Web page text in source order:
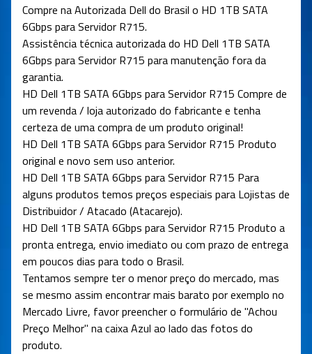
Compre na Autorizada Dell do Brasil o HD 1TB SATA
6Gbps para Servidor R715.
Assistência técnica autorizada do HD Dell 1TB SATA
6Gbps para Servidor R715 para manutenção fora da
garantia.
HD Dell 1TB SATA 6Gbps para Servidor R715 Compre de
um revenda / loja autorizado do fabricante e tenha
certeza de uma compra de um produto original!
HD Dell 1TB SATA 6Gbps para Servidor R715 Produto
original e novo sem uso anterior.
HD Dell 1TB SATA 6Gbps para Servidor R715 Para
alguns produtos temos preços especiais para Lojistas de
Distribuidor / Atacado (Atacarejo).
HD Dell 1TB SATA 6Gbps para Servidor R715 Produto a
pronta entrega, envio imediato ou com prazo de entrega
em poucos dias para todo o Brasil.
Tentamos sempre ter o menor preço do mercado, mas
se mesmo assim encontrar mais barato por exemplo no
Mercado Livre, favor preencher o formulário de "Achou
Preço Melhor" na caixa Azul ao lado das fotos do
produto.